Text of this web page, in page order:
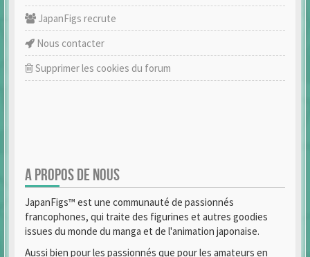
JapanFigs recrute
Nous contacter
Supprimer les cookies du forum
A PROPOS DE NOUS
JapanFigs™ est une communauté de passionnés
francophones, qui traite des figurines et autres goodies
issues du monde du manga et de l'animation japonaise.
Aussi bien pour les passionnés que pour les amateurs en